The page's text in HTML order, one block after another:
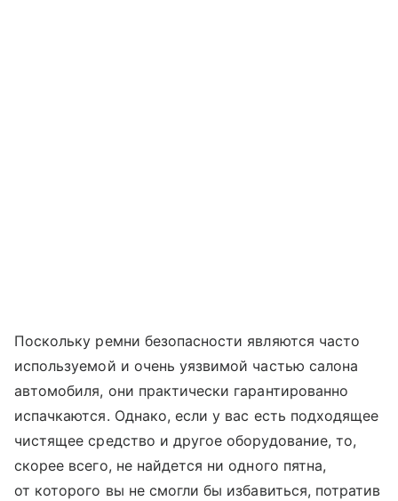
Поскольку ремни безопасности являются часто
используемой и очень уязвимой частью салона
автомобиля, они практически гарантированно
испачкаются. Однако, если у вас есть подходящее
чистящее средство и другое оборудование, то,
скорее всего, не найдется ни одного пятна,
от которого вы не смогли бы избавиться, потратив